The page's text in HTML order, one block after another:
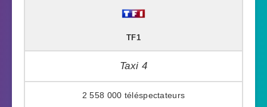
TF1
Taxi 4
2 558 000